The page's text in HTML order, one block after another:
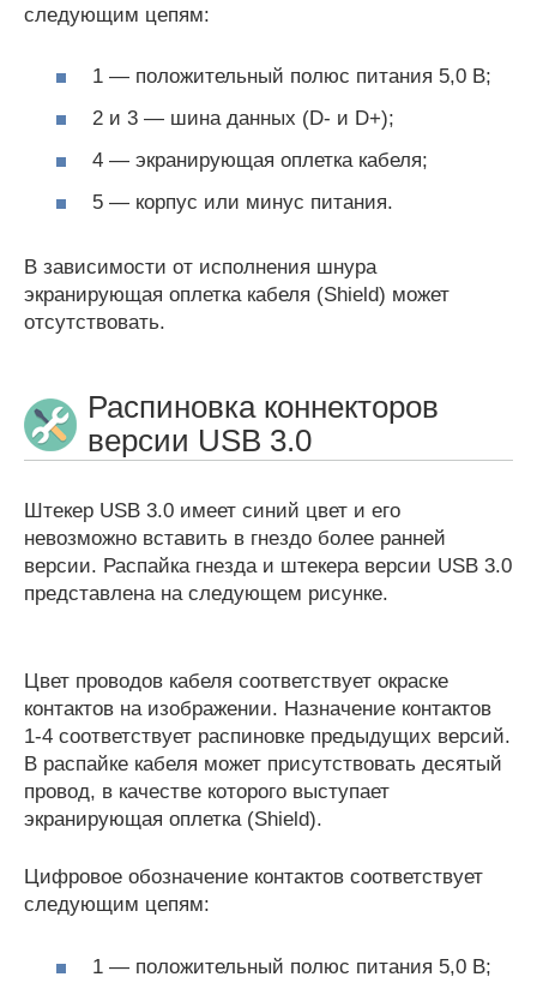
следующим цепям:
1 — положительный полюс питания 5,0 В;
2 и 3 — шина данных (D- и D+);
4 — экранирующая оплетка кабеля;
5 — корпус или минус питания.
В зависимости от исполнения шнура
экранирующая оплетка кабеля (Shield) может
отсутствовать.
Распиновка коннекторов
версии USB 3.0
Штекер USB 3.0 имеет синий цвет и его
невозможно вставить в гнездо более ранней
версии. Распайка гнезда и штекера версии USB 3.0
представлена на следующем рисунке.
Цвет проводов кабеля соответствует окраске
контактов на изображении. Назначение контактов
1-4 соответствует распиновке предыдущих версий.
В распайке кабеля может присутствовать десятый
провод, в качестве которого выступает
экранирующая оплетка (Shield).
Цифровое обозначение контактов соответствует
следующим цепям:
1 — положительный полюс питания 5,0 В;